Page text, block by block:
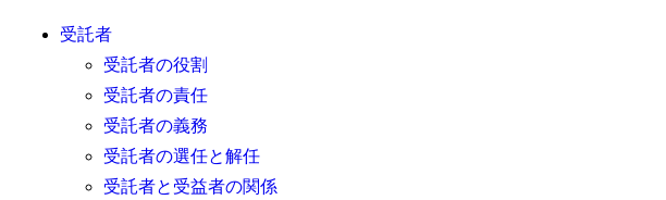
受託者
受託者の役割
受託者の責任
受託者の義務
受託者の選任と解任
受託者と受益者の関係